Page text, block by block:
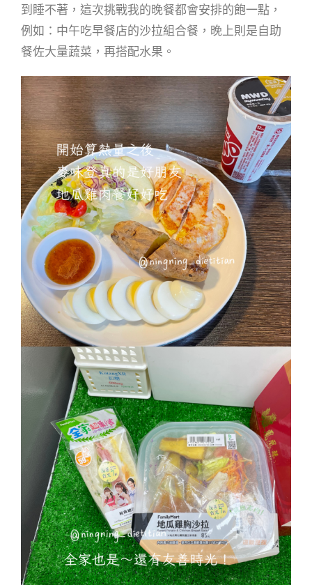
到睡不著，這次挑戰我的晚餐都會安排的飽一點，
例如：中午吃早餐店的沙拉組合餐，晚上則是自助
餐佐大量蔬菜，再搭配水果。